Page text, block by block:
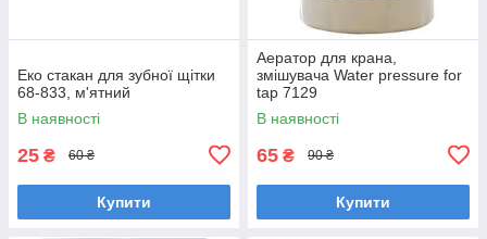
Еко стакан для зубної щітки
68-833, м'ятний
В наявності
25 ₴ 60 ₴
Купити
Аератор для крана,
змішувача Water pressure for
tap 7129
В наявності
65 ₴ 90 ₴
Купити